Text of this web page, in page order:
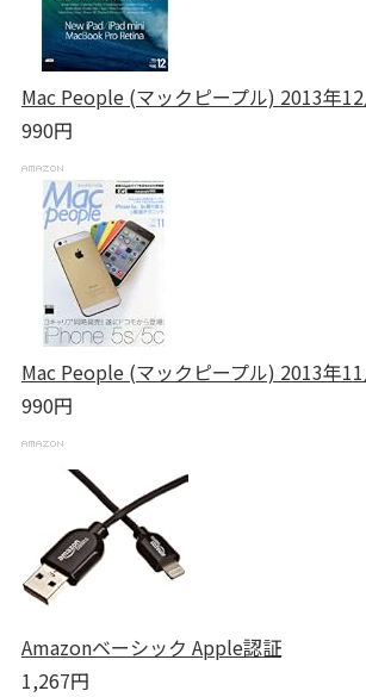
Mac People (マックピープル) 2013年
990円
Mac People (マックピープル) 2013年
990円
Amazonベーシック Apple認証
1,267円